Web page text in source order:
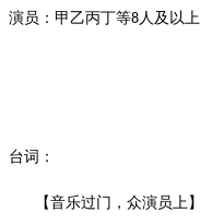
演员：甲乙丙丁等8 人及以上
台词：
【音乐过门，众演员上】